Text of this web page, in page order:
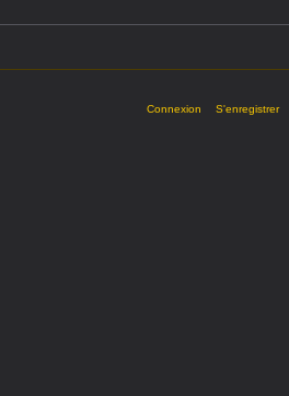
Connexion
S'enregistrer